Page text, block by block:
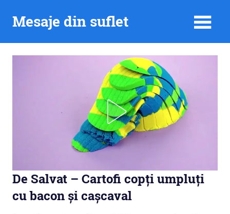
Mesaje din suflet
De Salvat – Cartofi copți umpluți
cu bacon și cașcaval